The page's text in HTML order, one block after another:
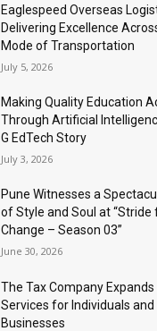
Eaglespeed Overseas
Delivering Excellence
Mode of Transportation
July 5, 2026
Making Quality Education
Through Artificial
G EdTech Story
July 3, 2026
Pune Witnesses a
of Style and Soul at “Stride
Change – Season 03”
June 30, 2026
The Tax Company
Services for Individuals and
Businesses